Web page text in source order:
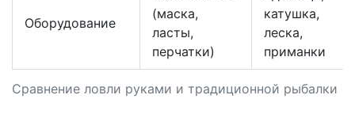
Сравнение ловли руками и традиционной рыбалки
Оборудование
(маска,
ласты,
перчатки)
катушка,
леска,
приманки